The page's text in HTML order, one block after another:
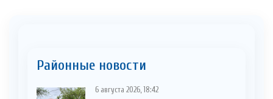
Районные новости
6 августа 2026, 18:42